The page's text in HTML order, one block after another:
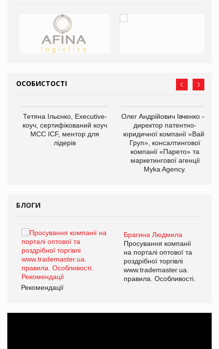
ОСОБИСТОСТІ
Тетяна Ільєнко, Executive-
коуч, сертифікований коуч
МСС ICF, ментор для
лідерів
Олег Андрійович Івченко —
директор патентно-
юридичної компанії «Вайз
Груп», консалтингової
компанії «Парето» та
маркетингової агенції
Myka Agency.
БЛОГИ
Брагина Людмила
Просування компанії
на порталі оптової та
роздрібної торгівлі
www.trademaster.ua.
правила. Особливості.
Рекомендації